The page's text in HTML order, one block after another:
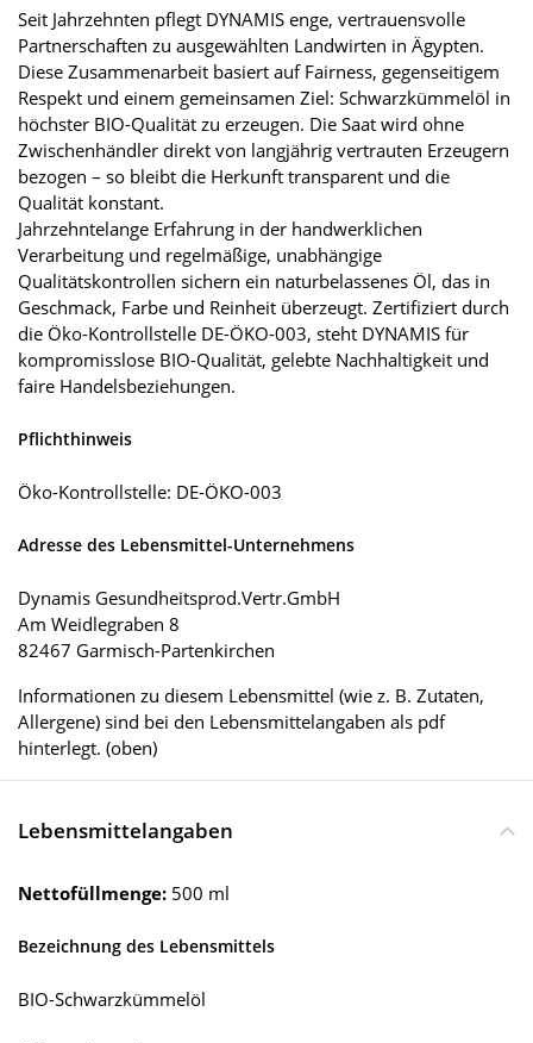
Seit Jahrzehnten pflegt DYNAMIS enge, vertrauensvolle
Partnerschaften zu ausgewählten Landwirten in Ägypten.
Diese Zusammenarbeit basiert auf Fairness, gegenseitigem
Respekt und einem gemeinsamen Ziel: Schwarzkümmelöl in
höchster BIO-Qualität zu erzeugen. Die Saat wird ohne
Zwischenhändler direkt von langjährig vertrauten Erzeugern
bezogen – so bleibt die Herkunft transparent und die
Qualität konstant.
Jahrzehntelange Erfahrung in der handwerklichen
Verarbeitung und regelmäßige, unabhängige
Qualitätskontrollen sichern ein naturbelassenes Öl, das in
Geschmack, Farbe und Reinheit überzeugt. Zertifiziert durch
die Öko-Kontrollstelle DE-ÖKO-003, steht DYNAMIS für
kompromisslose BIO-Qualität, gelebte Nachhaltigkeit und
faire Handelsbeziehungen.
Pflichthinweis
Öko-Kontrollstelle: DE-ÖKO-003
Adresse des Lebensmittel-Unternehmens
Dynamis Gesundheitsprod.Vertr.GmbH
Am Weidlegraben 8
82467 Garmisch-Partenkirchen
Informationen zu diesem Lebensmittel (wie z. B. Zutaten,
Allergene) sind bei den Lebensmittelangaben als pdf
hinterlegt. (oben)
Lebensmittelangaben
Nettofüllmenge: 500 ml
Bezeichnung des Lebensmittels
BIO-Schwarzkümmelöl